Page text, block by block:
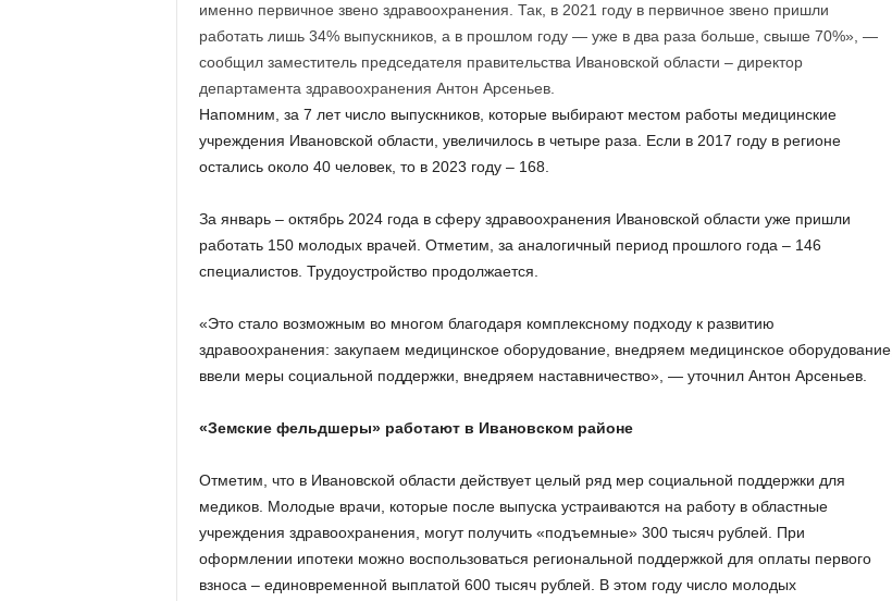
именно первичное звено здравоохранения. Так, в 2021 году в первичное звено пришли
работать лишь 34% выпускников, а в прошлом году — уже в два раза больше, свыше 70%», —
сообщил заместитель председателя правительства Ивановской области – директор
департамента здравоохранения Антон Арсеньев.
Напомним, за 7 лет число выпускников, которые выбирают местом работы медицинские
учреждения Ивановской области, увеличилось в четыре раза. Если в 2017 году в регионе
остались около 40 человек, то в 2023 году – 168.
За январь – октябрь 2024 года в сферу здравоохранения Ивановской области уже пришли
работать 150 молодых врачей. Отметим, за аналогичный период прошлого года – 146
специалистов. Трудоустройство продолжается.
«Это стало возможным во многом благодаря комплексному подходу к развитию
здравоохранения: закупаем медицинское оборудование, внедряем медицинское оборудование,
ввели меры социальной поддержки, внедряем наставничество», — уточнил Антон Арсеньев.
«Земские фельдшеры» работают в Ивановском районе
Отметим, что в Ивановской области действует целый ряд мер социальной поддержки для
медиков. Молодые врачи, которые после выпуска устраиваются на работу в областные
учреждения здравоохранения, могут получить «подъемные» 300 тысяч рублей. При
оформлении ипотеки можно воспользоваться региональной поддержкой для оплаты первого
взноса – единовременной выплатой 600 тысяч рублей. В этом году число молодых